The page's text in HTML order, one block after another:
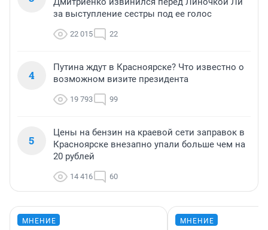
за выступление сестры под ее голос
22 015 22
4
Путина ждут в Красноярске? Что известно о
возможном визите президента
19 793 99
5
Цены на бензин на краевой сети заправок в
Красноярске внезапно упали больше чем на
20 рублей
14 416 60
МНЕНИЕ МНЕНИЕ